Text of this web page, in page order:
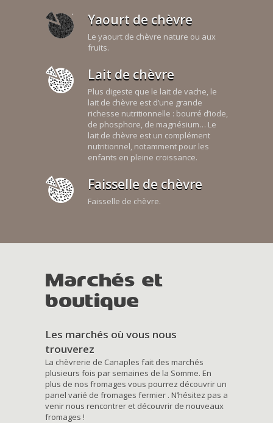
Yaourt de chèvre
Le yaourt de chèvre nature ou aux
fruits.
Lait de chèvre
Plus digeste que le lait de vache, le
lait de chèvre est d’une grande
richesse nutritionnelle : bourré d’iode,
de phosphore, de magnésium… Le
lait de chèvre est un complément
nutritionnel, notamment pour les
enfants en pleine croissance.
Faisselle de chèvre
Faisselle de chèvre.
Marchés et
boutique
Les marchés où vous nous
trouverez
La chèvrerie de Canaples fait des marchés
plusieurs fois par semaines de la Somme. En
plus de nos fromages vous pourrez découvrir un
panel varié de fromages fermier . N’hésitez pas a
venir nous rencontrer et découvrir de nouveaux
fromages !